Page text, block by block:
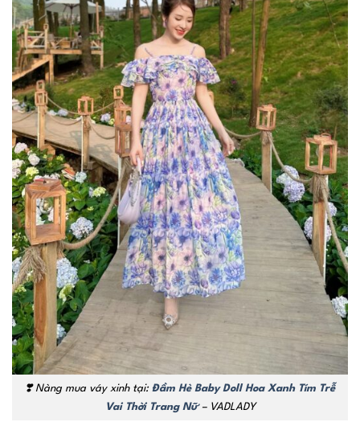
❣️Nàng mua váy xinh tại: Đầm Hè Baby Doll Hoa Xanh Tím Trễ
Vai Thời Trang Nữ– VADLADY